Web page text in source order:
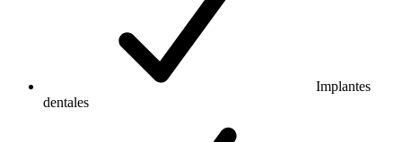
Implantes
dentales